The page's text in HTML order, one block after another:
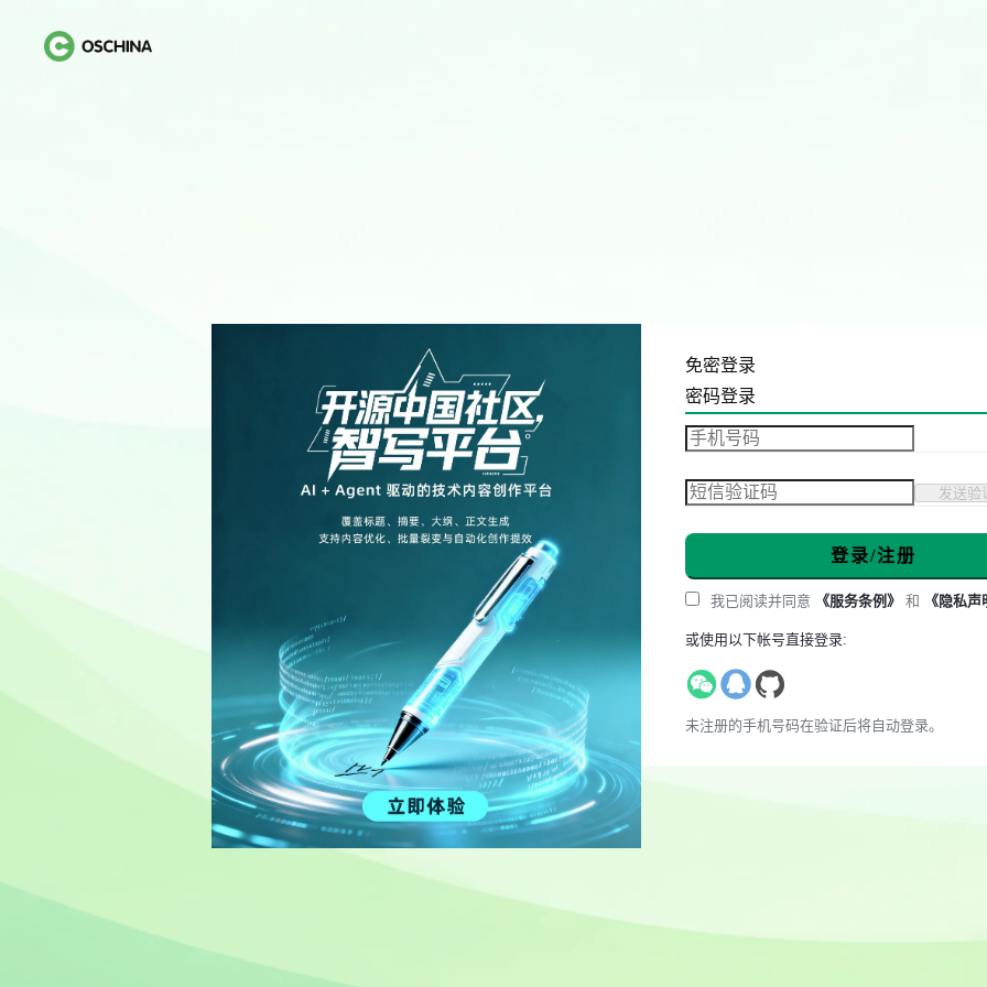
免密登录
密码登录
发送验
登录/注册
我已阅读并同意 《服务条例》 和 《隐私声
或使用以下帐号直接登录:
未注册的手机号码在验证后将自动登录。